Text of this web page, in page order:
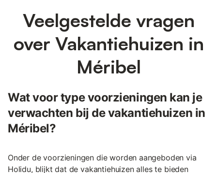
Veelgestelde vragen
over Vakantiehuizen in
Méribel
Wat voor type voorzieningen kan je
verwachten bij de vakantiehuizen in
Méribel?
Onder de voorzieningen die worden aangeboden via
Holidu, blijkt dat de vakantiehuizen alles te bieden